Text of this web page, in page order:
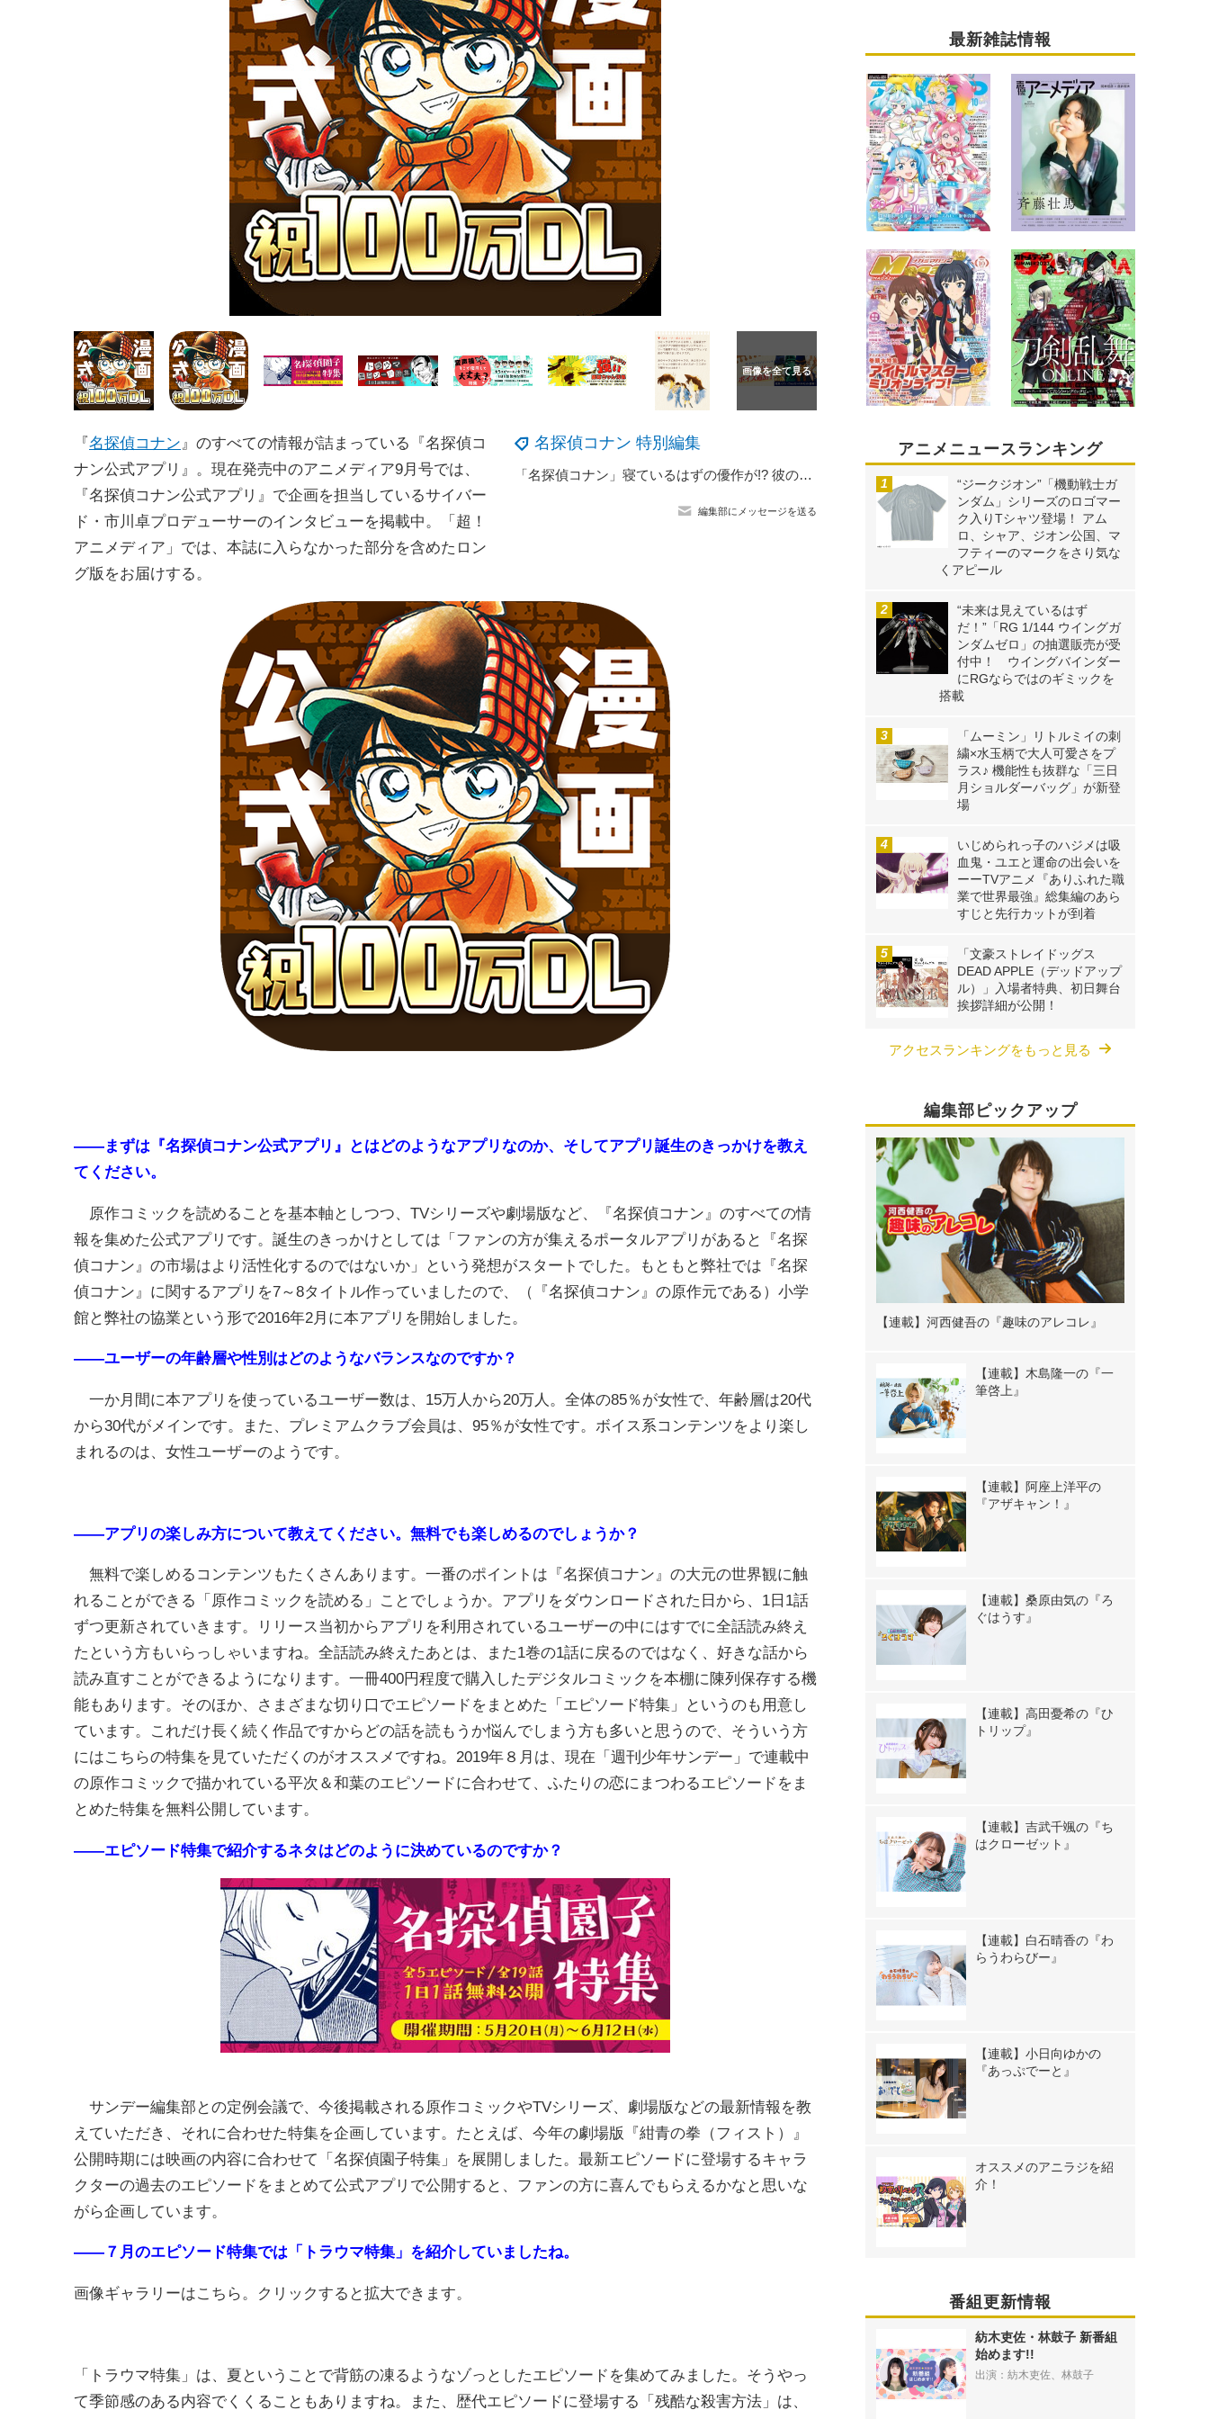
名探偵コナン 特別編集
「名探偵コナン」寝ているはずの優作が!? 彼の正体は… ぶっつけ本番“工藤優作の推理ショー” #1072先行カット
編集部にメッセージを送る
『名探偵コナン 』のすべての情報が詰まっている『名探偵コ
ナン公式アプリ』。現在発売中のアニメディア9月号では、
『名探偵コナン公式アプリ』で企画を担当しているサイバー
ド・市川卓プロデューサーのインタビューを掲載中。「超！
アニメディア」では、本誌に入らなかった部分を含めたロン
グ版をお届けする。
――まずは『名探偵コナン公式アプリ』とはどのようなアプリなのか、そしてアプリ誕生のきっかけを教え
てください。
原作コミックを読めることを基本軸としつつ、TVシリーズや劇場版など、『名探偵コナン』のすべての情
報を集めた公式アプリです。誕生のきっかけとしては「ファンの方が集えるポータルアプリがあると『名探
偵コナン』の市場はより活性化するのではないか」という発想がスタートでした。もともと弊社では『名探
偵コナン』に関するアプリを7～8タイトル作っていましたので、（『名探偵コナン』の原作元である）小学
館と弊社の協業という形で2016年2月に本アプリを開始しました。
――ユーザーの年齢層や性別はどのようなバランスなのですか？
一か月間に本アプリを使っているユーザー数は、15万人から20万人。全体の85％が女性で、年齢層は20代
から30代がメインです。また、プレミアムクラブ会員は、95％が女性です。ボイス系コンテンツをより楽し
まれるのは、女性ユーザーのようです。
――アプリの楽しみ方について教えてください。無料でも楽しめるのでしょうか？
無料で楽しめるコンテンツもたくさんあります。一番のポイントは『名探偵コナン』の大元の世界観に触
れることができる「原作コミックを読める」ことでしょうか。アプリをダウンロードされた日から、1日1話
ずつ更新されていきます。リリース当初からアプリを利用されているユーザーの中にはすでに全話読み終え
たという方もいらっしゃいますね。全話読み終えたあとは、また1巻の1話に戻るのではなく、好きな話から
読み直すことができるようになります。一冊400円程度で購入したデジタルコミックを本棚に陳列保存する機
能もあります。そのほか、さまざまな切り口でエピソードをまとめた「エピソード特集」というのも用意し
ています。これだけ長く続く作品ですからどの話を読もうか悩んでしまう方も多いと思うので、そういう方
にはこちらの特集を見ていただくのがオススメですね。2019年８月は、現在「週刊少年サンデー」で連載中
の原作コミックで描かれている平次＆和葉のエピソードに合わせて、ふたりの恋にまつわるエピソードをま
とめた特集を無料公開しています。
――エピソード特集で紹介するネタはどのように決めているのですか？
サンデー編集部との定例会議で、今後掲載される原作コミックやTVシリーズ、劇場版などの最新情報を教
えていただき、それに合わせた特集を企画しています。たとえば、今年の劇場版『紺青の拳（フィスト）』
公開時期には映画の内容に合わせて「名探偵園子特集」を展開しました。最新エピソードに登場するキャラ
クターの過去のエピソードをまとめて公式アプリで公開すると、ファンの方に喜んでもらえるかなと思いな
がら企画しています。
――７月のエピソード特集では「トラウマ特集」を紹介していましたね。
画像ギャラリーはこちら。クリックすると拡大できます。
「トラウマ特集」は、夏ということで背筋の凍るようなゾっとしたエピソードを集めてみました。そうやっ
て季節感のある内容でくくることもありますね。また、歴代エピソードに登場する「残酷な殺害方法」は、
最新雑誌情報
アニメニュースランキング
“ジークジオン”「機動戦士ガ
ンダム」シリーズのロゴマー
ク入りTシャツ登場！ アム
ロ、シャア、ジオン公国、マ
フティーのマークをさり気な
くアピール
“未来は見えているはず
だ！”「RG 1/144 ウイングガ
ンダムゼロ」の抽選販売が受
付中！ ウイングバインダー
にRGならではのギミックを
搭載
「ムーミン」リトルミイの刺
繍×水玉柄で大人可愛さをプ
ラス♪ 機能性も抜群な「三日
月ショルダーバッグ」が新登
場
いじめられっ子のハジメは吸
血鬼・ユエと運命の出会いを
ーーTVアニメ『ありふれた職
業で世界最強』総集編のあら
すじと先行カットが到着
「文豪ストレイドッグス
DEAD APPLE（デッドアップ
ル）」入場者特典、初日舞台
挨拶詳細が公開！
アクセスランキングをもっと見る
編集部ピックアップ
【連載】河西健吾の『趣味のアレコレ』
【連載】木島隆一の『一
筆啓上』
【連載】阿座上洋平の
『アザキャン！』
【連載】桑原由気の『ろ
ぐはうす』
【連載】高田憂希の『ひ
トリップ』
【連載】吉武千颯の『ち
はクローゼット』
【連載】白石晴香の『わ
らうわらびー』
【連載】小日向ゆかの
『あっぷでーと』
オススメのアニラジを紹
介！
番組更新情報
紡木吏佐・林鼓子 新番組
始めます!!
出演：紡木吏佐、林鼓子